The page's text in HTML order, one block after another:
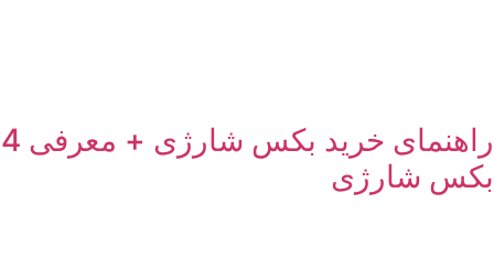
راهنمای خرید بکس شارژی + معرفی 4
بکس شارژی